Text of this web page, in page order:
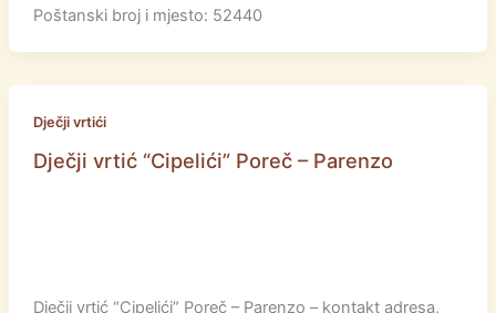
Poštanski broj i mjesto: 52440
Dječji vrtići
Dječji vrtić “Cipelići” Poreč – Parenzo
Dječji vrtić “Cipelići” Poreč – Parenzo – kontakt adresa,